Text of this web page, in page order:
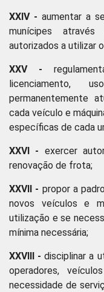
XXIV - aumentar a
munícipes
autorizados a utilizar
XXV -
licenciamento,
permanentemente
cada veículo e
específicas de cada
XXVI - exercer
renovação de frota;
XXVII - propor a
novos veículos e
utilização e se
mínima necessária;
XXVIII - disciplinar a
operadores,
necessidade de